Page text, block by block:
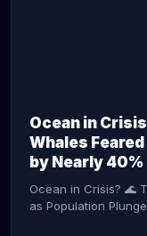
Ocean in
Whales
by Nearly 40%
Ocean in Crisis? 🌊
as Population